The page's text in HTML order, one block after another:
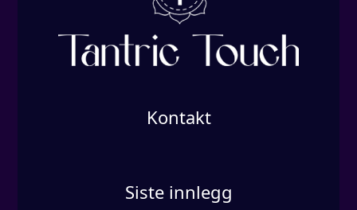
Kontakt
Siste innlegg